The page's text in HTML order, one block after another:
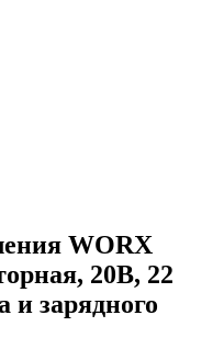
WORX
20В, 22
и зарядного